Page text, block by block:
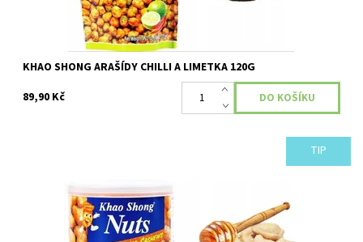
KHAO SHONG ARAŠÍDY CHILLI A LIMETKA 120G
89,90 Kč
TIP